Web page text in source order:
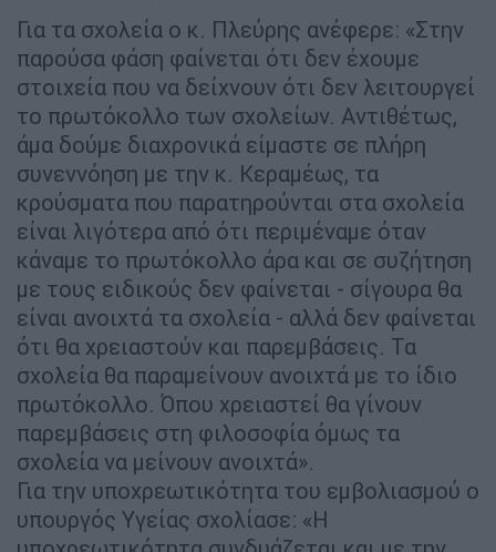
Για τα σχολεία ο κ. Πλεύρης ανέφερε: «Στην
παρούσα φάση φαίνεται ότι δεν έχουμε
στοιχεία που να δείχνουν ότι δεν λειτουργεί
το πρωτόκολλο των σχολείων. Αντιθέτως,
άμα δούμε διαχρονικά είμαστε σε πλήρη
συνεννόηση με την κ. Κεραμέως, τα
κρούσματα που παρατηρούνται στα σχολεία
είναι λιγότερα από ότι περιμέναμε όταν
κάναμε το πρωτόκολλο άρα και σε συζήτηση
με τους ειδικούς δεν φαίνεται - σίγουρα θα
είναι ανοιχτά τα σχολεία - αλλά δεν φαίνεται
ότι θα χρειαστούν και παρεμβάσεις. Τα
σχολεία θα παραμείνουν ανοιχτά με το ίδιο
πρωτόκολλο. Όπου χρειαστεί θα γίνουν
παρεμβάσεις στη φιλοσοφία όμως τα
σχολεία να μείνουν ανοιχτά».
Για την υποχρεωτικότητα του εμβολιασμού ο
υπουργός Υγείας σχολίασε: «Η